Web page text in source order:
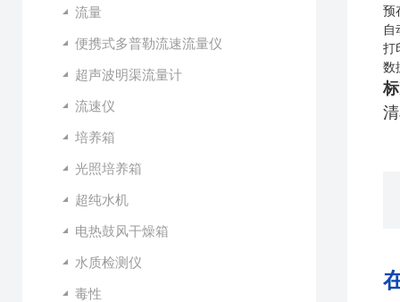
流量
便携式多普勒流速流量仪
超声波明渠流量计
流速仪
培养箱
光照培养箱
超纯水机
电热鼓风干燥箱
水质检测仪
毒性
预
自
打
数